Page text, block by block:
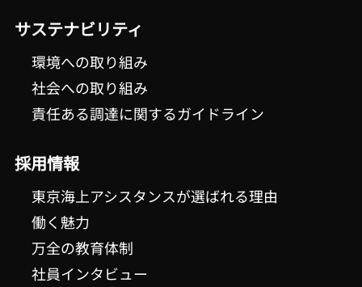
サステナビリティ
環境への取り組み
社会への取り組み
責任ある調達に関するガイドライン
採用情報
東京海上アシスタンスが選ばれる理由
働く魅力
万全の教育体制
社員インタビュー